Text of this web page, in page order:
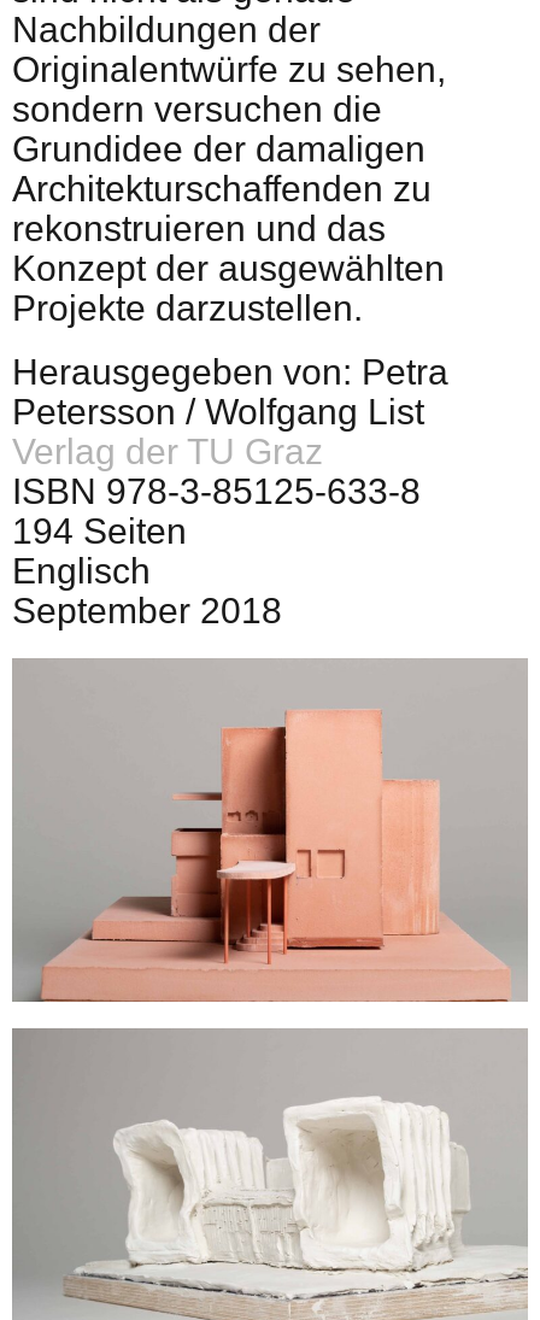
Nachbildungen der
Originalentwürfe zu sehen,
sondern versuchen die
Grundidee der damaligen
Architekturschaffenden zu
rekonstruieren und das
Konzept der ausgewählten
Projekte darzustellen.
Herausgegeben von: Petra
Petersson / Wolfgang List
Verlag der TU Graz
ISBN 978-3-85125-633-8
194 Seiten
Englisch
September 2018